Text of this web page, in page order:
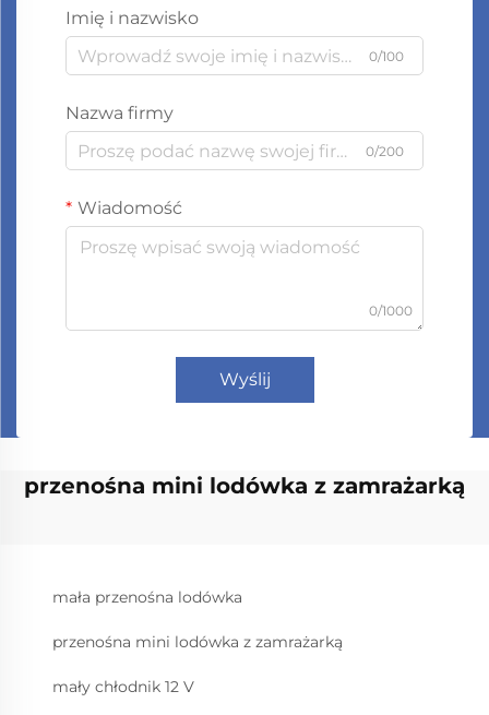
Imię i nazwisko
0/100
Nazwa firmy
0/200
Wiadomość
0/1000
Wyślij
przenośna mini lodówka z zamrażarką
mała przenośna lodówka
przenośna mini lodówka z zamrażarką
mały chłodnik 12 V